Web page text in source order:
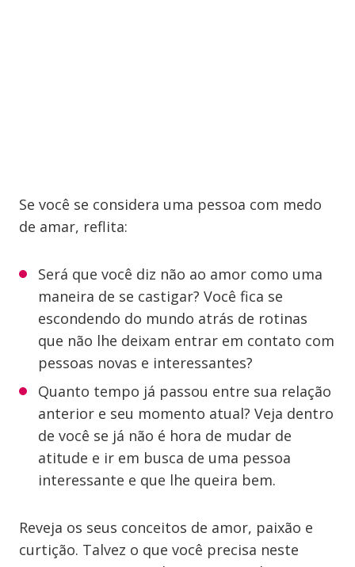
Se você se considera uma pessoa com medo
de amar, reflita:
Será que você diz não ao amor como uma
maneira de se castigar? Você fica se
escondendo do mundo atrás de rotinas
que não lhe deixam entrar em contato com
pessoas novas e interessantes?
Quanto tempo já passou entre sua relação
anterior e seu momento atual? Veja dentro
de você se já não é hora de mudar de
atitude e ir em busca de uma pessoa
interessante e que lhe queira bem.
Reveja os seus conceitos de amor, paixão e
curtição. Talvez o que você precisa neste